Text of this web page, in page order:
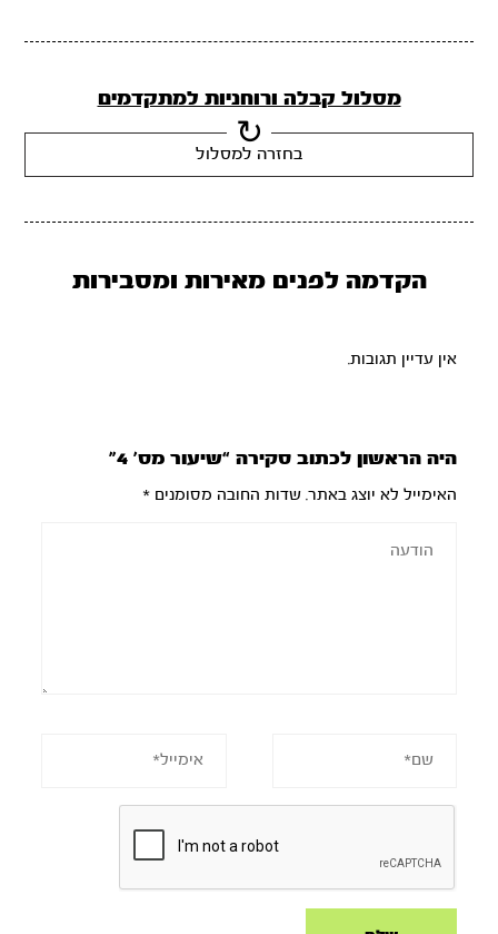
מסלול קבלה ורוחניות למתקדמים
בחזרה למסלול
הקדמה לפנים מאירות ומסבירות
אין עדיין תגובות.
היה הראשון לכתוב סקירה “שיעור מס’ 4”
האימייל לא יוצג באתר. שדות החובה מסומנים*